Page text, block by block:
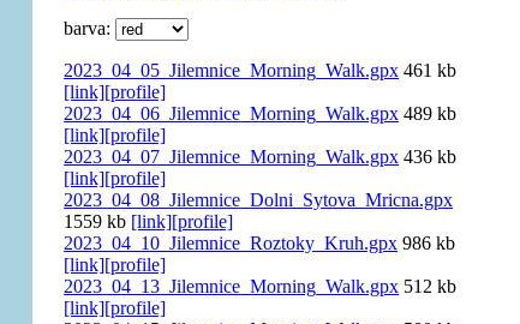
barva:
2023_04_05_Jilemnice_Morning_Walk.gpx 461 kb
[link][profile]
2023_04_06_Jilemnice_Morning_Walk.gpx 489 kb
[link][profile]
2023_04_07_Jilemnice_Morning_Walk.gpx 436 kb
[link][profile]
2023_04_08_Jilemnice_Dolni_Sytova_Mricna.gpx
1559 kb [link][profile]
2023_04_10_Jilemnice_Roztoky_Kruh.gpx 986 kb
[link][profile]
2023_04_13_Jilemnice_Morning_Walk.gpx 512 kb
[link][profile]